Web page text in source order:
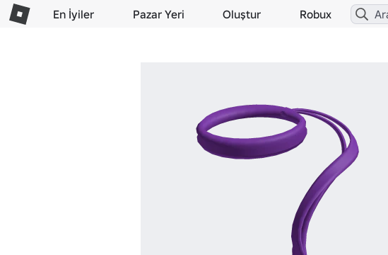
En İyiler Pazar Yeri Oluştur Robux